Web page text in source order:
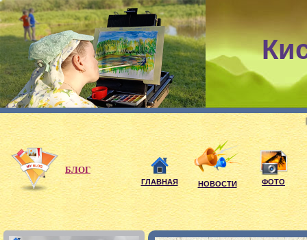
Мои
БЛОГ
ГЛАВНАЯ НОВОСТИ ФОТО